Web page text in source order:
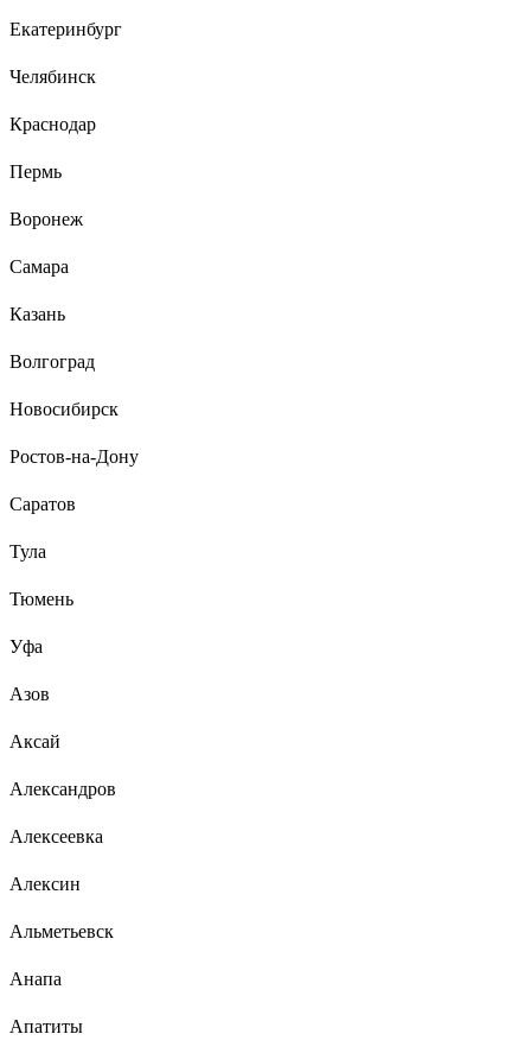
Даниил К.
вентиляции гаража, а не канальи, но работает замечательно.
Екатеринбург
Челябинск
Краснодар
Пермь
Воронеж
Самара
Казань
Волгоград
Новосибирск
Ростов-на-Дону
Саратов
Тула
Тюмень
Уфа
Азов
Аксай
Александров
Алексеевка
Алексин
Альметьевск
Анапа
Апатиты